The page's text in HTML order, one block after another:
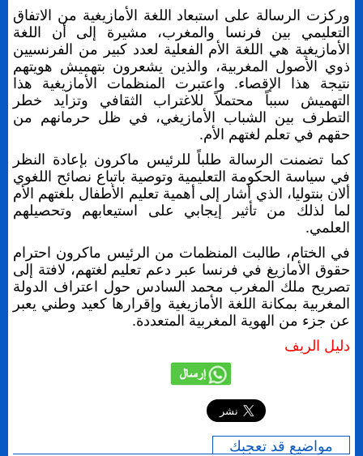
وركزت الرسالة على استبعاد اللغة الأمازيغية من الاتفاق
التعليمي بين فرنسا والمغرب، مشيرة إلى أن اللغة
الأمازيغية هي اللغة الأم الفعلية لعدد كبير من الفرنسيين
ذوي الأصول المغربية، والذين يشعرون بتهميش هويتهم
نتيجة هذا الإقصاء. واعتبرت المنظمات الأمازيغية هذا
التهميش سبباً محتملاً للاغتراب الثقافي وتزايد خطر
التطرف بين الشباب الأمازيغي، في ظل حرمانهم من
حقهم في تعلم لغتهم الأم.
كما تضمنت الرسالة طلباً للرئيس ماكرون بإعادة النظر
في سياسة الحكومة التعليمية وتوصية باتباع نصائح اللغوي
ألان بنتوليا، الذي أشار إلى أهمية تعليم الأطفال بلغتهم الأم
لما لذلك من تأثير إيجابي على استيعابهم وتحصيلهم
العلمي.
في الختام، طالبت المنظمات من الرئيس ماكرون احترام
حقوق الأمازيغ في فرنسا عبر دعم تعليم لغتهم، لافتة إلى
تصريح ملك المغرب محمد السادس حول اعتراف الدولة
المغربية بمكانة اللغة الأمازيغية وإقرارها كعيد وطني يعبر
عن جزء من الهوية المغربية المتعددة.
دليل الريف
مواضيع قد تعجبك